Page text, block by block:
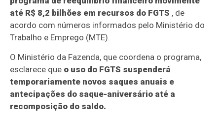
até R$ 8,2 bilhões em recursos do FGTS , de
acordo com números informados pelo Ministério do
Trabalho e Emprego (MTE).
O Ministério da Fazenda, que coordena o programa,
esclarece que o uso do FGTS suspenderá
temporariamente novos saques anuais e
antecipações do saque-aniversário até a
recomposição do saldo.